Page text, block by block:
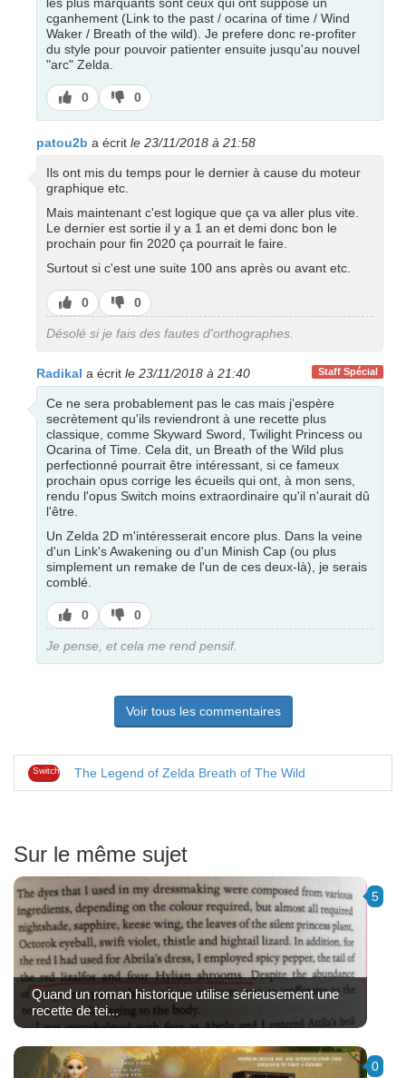
cganhement (Link to the past / ocarina of time / Wind
Waker / Breath of the wild). Je prefere donc re-profiter
du style pour pouvoir patienter ensuite jusqu'au nouvel
"arc" Zelda.
J’aime
0
J’aime
pas
0
patou2b a écrit le 23/11/2018 à 21:58
Ils ont mis du temps pour le dernier à cause du moteur
graphique etc.
Mais maintenant c'est logique que ça va aller plus vite.
Le dernier est sortie il y a 1 an et demi donc bon le
prochain pour fin 2020 ça pourrait le faire.
Surtout si c'est une suite 100 ans après ou avant etc.
J’aime
0
J’aime
pas
0
Désolé si je fais des fautes d'orthographes.
Staff Spécial
Radikal a écrit le 23/11/2018 à 21:40
Ce ne sera probablement pas le cas mais j'espère
secrètement qu'ils reviendront à une recette plus
classique, comme Skyward Sword, Twilight Princess ou
Ocarina of Time. Cela dit, un Breath of the Wild plus
perfectionné pourrait être intéressant, si ce fameux
prochain opus corrige les écueils qui ont, à mon sens,
rendu l'opus Switch moins extraordinaire qu'il n'aurait dû
l'être.
Un Zelda 2D m'intéresserait encore plus. Dans la veine
d'un Link's Awakening ou d'un Minish Cap (ou plus
simplement un remake de l'un de ces deux-là), je serais
comblé.
J’aime
0
J’aime
pas
0
Je pense, et cela me rend pensif.
Voir tous les commentaires
Switch The Legend of Zelda Breath of The Wild
Sur le même sujet
5
Quand un roman historique utilise sérieusement une
recette de tei...
0